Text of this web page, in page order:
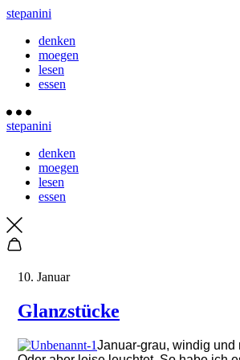
stepanini
denken
moegen
lesen
essen
stepanini
denken
moegen
lesen
essen
10. Januar
Glanzstücke
Januar-grau, windig und